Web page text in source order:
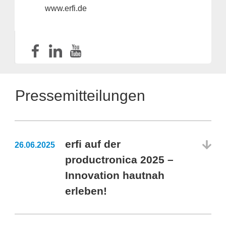
www.erfi.de
Pressemitteilungen
26.06.2025
erfi auf der
productronica 2025 –
Innovation hautnah
erleben!